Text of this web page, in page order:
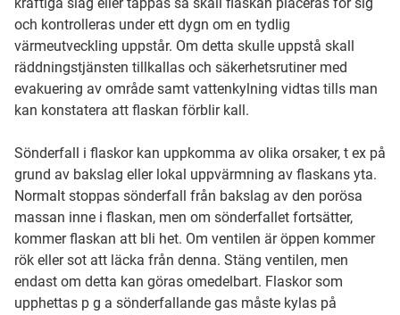
kraftiga slag eller tappas så skall flaskan placeras för sig
och kontrolleras under ett dygn om en tydlig
värmeutveckling uppstår. Om detta skulle uppstå skall
räddningstjänsten tillkallas och säkerhetsrutiner med
evakuering av område samt vattenkylning vidtas tills man
kan konstatera att flaskan förblir kall.
Sönderfall i flaskor kan uppkomma av olika orsaker, t ex på
grund av bakslag eller lokal uppvärmning av flaskans yta.
Normalt stoppas sönderfall från bakslag av den porösa
massan inne i flaskan, men om sönderfallet fortsätter,
kommer flaskan att bli het. Om ventilen är öppen kommer
rök eller sot att läcka från denna. Stäng ventilen, men
endast om detta kan göras omedelbart. Flaskor som
upphettas p g a sönderfallande gas måste kylas på